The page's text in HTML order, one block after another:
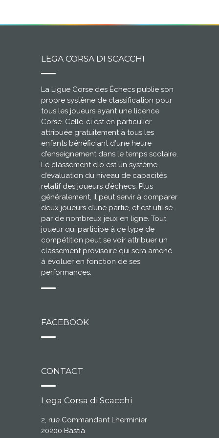
LEGA CORSA DI SCACCHI
La Ligue Corse des Échecs publie son
propre système de classification pour
tous les joueurs ayant une licence
Corse. Celle-ci est en particulier
attribuée gratuitement à tous les
enfants bénéficiant d'une heure
d'enseignement dans le temps scolaire.
Le classement elo est un système
d’évaluation du niveau de capacités
relatif des joueurs d’échecs. Plus
généralement, il peut servir à comparer
deux joueurs d’une partie, et est utilisé
par de nombreux jeux en ligne. Tout
joueur qui participe à ce type de
compétition peut se voir attribuer un
classement provisoire qui sera amené
à évoluer en fonction de ses
performances.
FACEBOOK
CONTACT
Lega Corsa di Scacchi
2, rue Commandant Lherminier
20200 Bastia